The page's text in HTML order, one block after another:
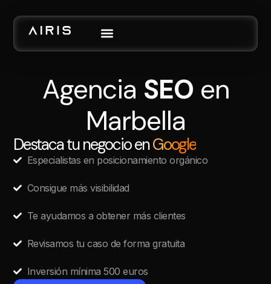
Agencia SEO en
Marbella
Destaca tu negocio enGoogle
Especialistas en posicionamiento orgánico
Consigue más visibilidad
Te ayudamos a obtener más clientes
Revisamos tu caso de forma gratuita
Inversión mínima 500 euros